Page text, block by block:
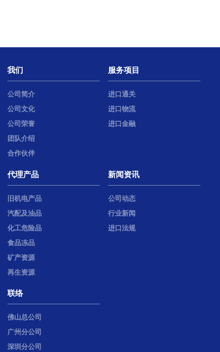
我们
公司简介
公司文化
公司荣誉
团队介绍
合作伙伴
服务项目
进口通关
进口物流
进口金融
代理产品
旧机电产品
汽配及油品
化工危险品
食品冻品
矿产资源
再生资源
新闻资讯
公司动态
行业新闻
进口法规
联络
佛山总公司
广州分公司
深圳分公司